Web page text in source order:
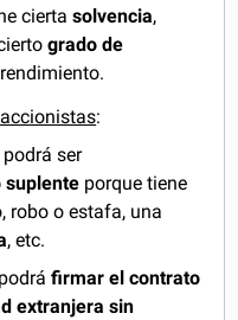
ciertasolvencia,
grado de
:
podrá ser
suplente porque tiene
robo o estafa, una
, etc.
firmar el contrato
extranjera sin